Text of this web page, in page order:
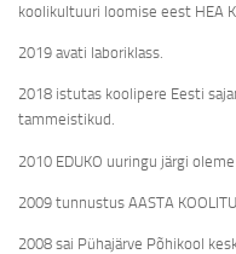
koolikultuuri loomise eest HEA
2019 avati laboriklass.
2018 istutas koolipere Eesti
tammeistikud.
2010 EDUKO uuringu järgi
2009 tunnustus AASTA
2008 sai Pühajärve Põhikool